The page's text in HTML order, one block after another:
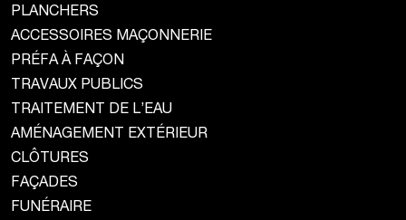
PLANCHERS
ACCESSOIRES MAÇONNERIE
PRÉFA À FAÇON
TRAVAUX PUBLICS
TRAITEMENT DE L’EAU
AMÉNAGEMENT EXTÉRIEUR
CLÔTURES
FAÇADES
FUNÉRAIRE